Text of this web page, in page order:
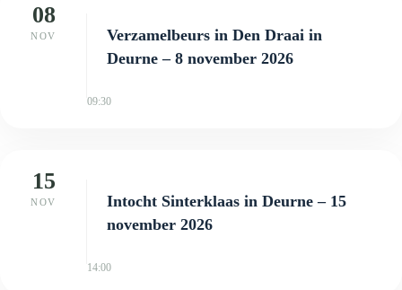
08
NOV
Verzamelbeurs in Den Draai in
Deurne – 8 november 2026
09:30
15
NOV
Intocht Sinterklaas in Deurne – 15
november 2026
14:00